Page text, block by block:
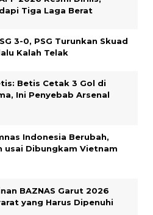
Tiga Laga Berat
3-0, PSG Turunkan Skuad
Kalah Telak
Betis Cetak 3 Gol di
Ini Penyebab Arsenal
Indonesia Berubah,
usai Dibungkam Vietnam
BAZNAS Garut 2026
yang Harus Dipenuhi